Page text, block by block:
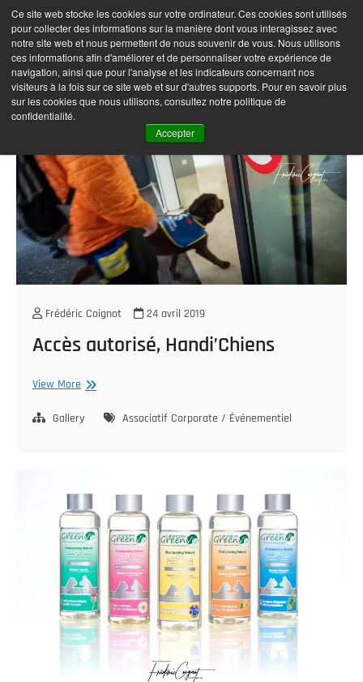
Ce site web stocke les cookies sur votre ordinateur. Ces cookies sont utilisés
pour collecter des informations sur la manière dont vous interagissez avec
notre site web et nous permettent de nous souvenir de vous. Nous utilisons
ces informations afin d'améliorer et de personnaliser votre expérience de
navigation, ainsi que pour l'analyse et les indicateurs concernant nos
visiteurs à la fois sur ce site web et sur d'autres supports. Pour en savoir plus
sur les cookies que nous utilisons, consultez notre politique de
confidentialité.
Accepter
Skip
content
Frédéric Coignot –
Photographe
M
e
n
u
B
o
n
Frédéric Coignot 24 avril 2019
Accès autorisé, Handi’Chiens
View MoreAccès
Handi’Chiens
Gallery Associatif Corporate / Événementiel